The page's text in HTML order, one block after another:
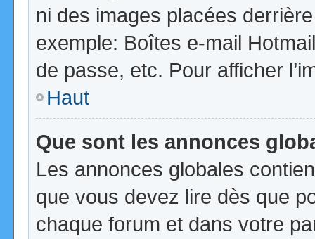
ni des images placées
exemple: Boîtes e-mail
de passe, etc. Pour afficher
Haut
Que sont les annonces
Les annonces globales
que vous devez lire dès que
chaque forum et dans votre